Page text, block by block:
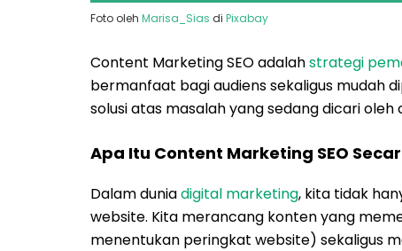
Foto oleh Marisa_Sias di Pixabay
Content Marketing SEO adalahstrategi
bermanfaat bagi audiens sekaligus mudah
solusi atas masalah yang sedang dicari
Apa Itu Content Marketing SEO
Dalam duniadigital marketing, kita tidak
website. Kita merancang konten yang
menentukan peringkat website) sekaligus